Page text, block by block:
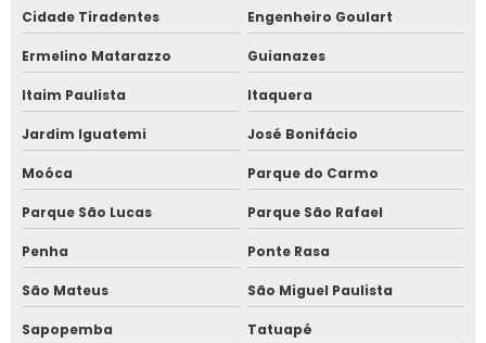
Janela sobreposta
Janela sobreposta acústica
Janela sobreposta de alto padrão
Janela sobreposta de correr
Janela sobreposta de correr em são paulo
Janela sobreposta de giro
Janela sobreposta de giro em são paulo
Cidade Tiradentes Engenheiro Goulart
Ermelino Matarazzo Guianazes
Itaim Paulista Itaquera
Jardim Iguatemi José Bonifácio
Moóca Parque do Carmo
Parque São Lucas Parque São Rafael
Penha Ponte Rasa
São Mateus São Miguel Paulista
Sapopemba Tatuapé